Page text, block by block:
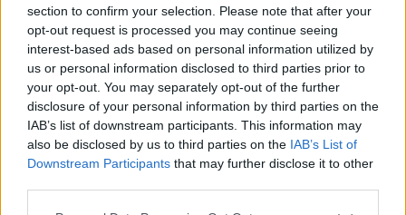
section to confirm your selection. Please note that after your
opt-out request is processed you may continue seeing
interest-based ads based on personal information utilized by
us or personal information disclosed to third parties prior to
your opt-out. You may separately opt-out of the further
disclosure of your personal information by third parties on the
IAB’s list of downstream participants. This information may
also be disclosed by us to third parties on the IAB’s List of
Downstream Participants that may further disclose it to other